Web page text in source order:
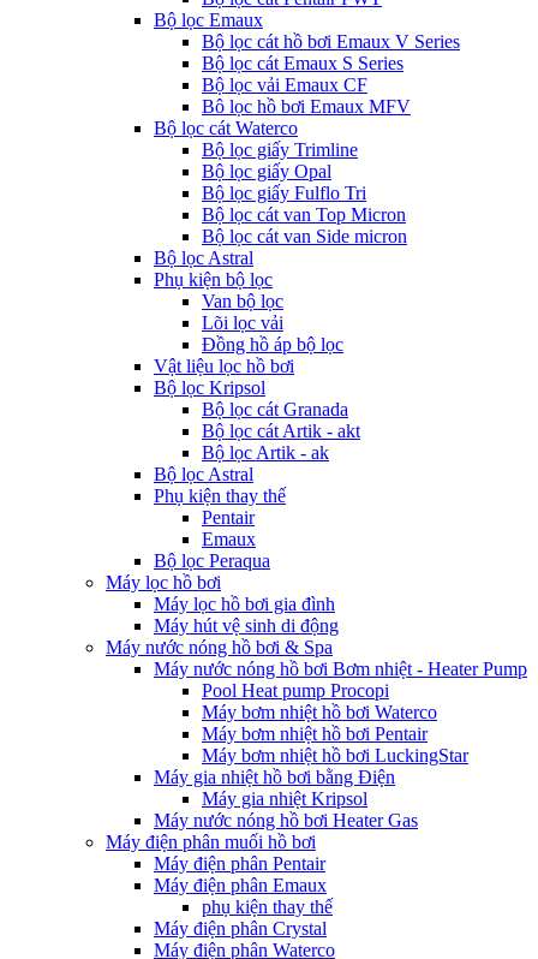
Bộ lọc Emaux
Bộ lọc cát hồ bơi Emaux V Series
Bộ lọc cát Emaux S Series
Bộ lọc vải Emaux CF
Bô lọc hồ bơi Emaux MFV
Bộ lọc cát Waterco
Bộ lọc giấy Trimline
Bộ lọc giấy Opal
Bộ lọc giấy Fulflo Tri
Bộ lọc cát van Top Micron
Bộ lọc cát van Side micron
Bộ lọc Astral
Phụ kiện bộ lọc
Van bộ lọc
Lõi lọc vải
Đồng hồ áp bộ lọc
Vật liệu lọc hồ bơi
Bộ lọc Kripsol
Bộ lọc cát Granada
Bộ lọc cát Artik - akt
Bộ lọc Artik - ak
Bộ lọc Astral
Phụ kiện thay thế
Pentair
Emaux
Bộ lọc Peraqua
Máy lọc hồ bơi
Máy lọc hồ bơi gia đình
Máy hút vệ sinh di động
Máy nước nóng hồ bơi & Spa
Máy nước nóng hồ bơi Bơm nhiệt - Heater Pump
Pool Heat pump Procopi
Máy bơm nhiệt hồ bơi Waterco
Máy bơm nhiệt hồ bơi Pentair
Máy bơm nhiệt hồ bơi LuckingStar
Máy gia nhiệt hồ bơi bằng Điện
Máy gia nhiệt Kripsol
Máy nước nóng hồ bơi Heater Gas
Máy điện phân muối hồ bơi
Máy điện phân Pentair
Máy điện phân Emaux
phụ kiện thay thế
Máy điện phân Crystal
Máy điện phân Waterco